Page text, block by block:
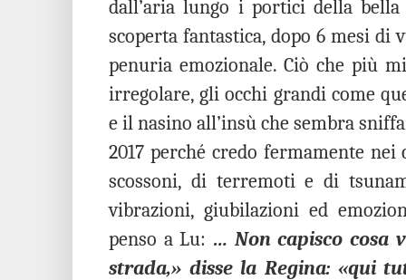
dall’aria lungo i portici della
scoperta fantastica, dopo 6 mesi
penuria emozionale. Ciò che più
irregolare, gli occhi grandi come
e il nasino all’insù che sembra
2017 perché credo fermamente
scossoni, di terremoti e di
vibrazioni, giubilazioni ed
penso a Lu: … Non capisco
strada,» disse la Regina: «qui